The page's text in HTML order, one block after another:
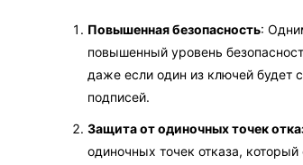
Повышенная безопасность:
повышенный уровень
даже если один из ключей будет
подписей.
Защита от одиночных точек
одиночных точек отказа,